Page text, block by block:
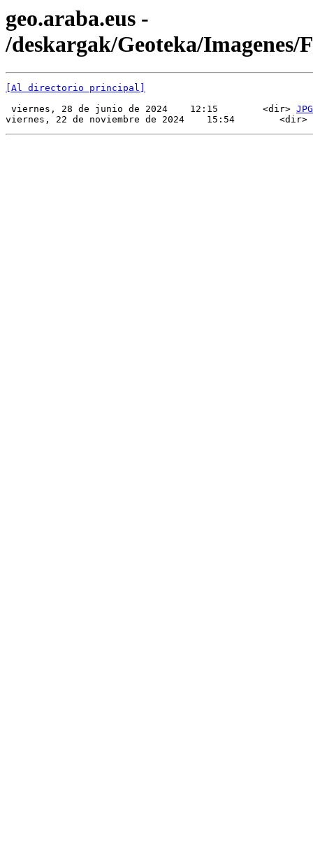
geo.araba.eus -
/deskargak/Geoteka/Imagenes/
[Al directorio principal]
viernes, 28 de junio de 2024    12:15        <dir> JPG
viernes, 22 de noviembre de 2024    15:54        <dir>